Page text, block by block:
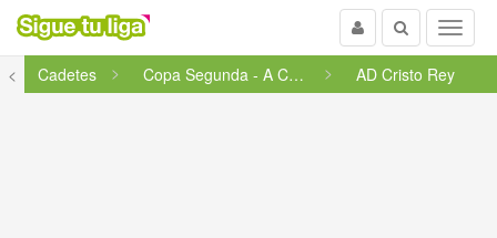
Menu
Buscar
Usuario
<
Cadetes Copa Segunda - A Coruña/Mari�... AD Cristo Rey